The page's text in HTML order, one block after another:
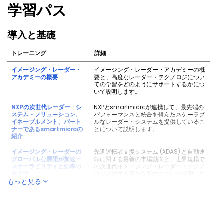
学習パス
導入と基礎
トレーニング
詳細
イメージング・レーダー・
アカデミーの概要
イメージング・レーダー・アカデミーの概
要と、高度なレーダー・テクノロジについ
ての学習をどのようにサポートするかにつ
いて説明します。
NXPの次世代レーダー：シ
ステム・ソリューション、
イネーブルメント、パート
ナーであるsmartmicroの
紹介
NXPとsmartmicroが連携して、最先端の
パフォーマンスと統合を備えたスケーラブ
ルなレーダー・システムを提供しているこ
とについて説明します。
イメージング・レーダーの
グローバルな展開が加速 –
スケーラビリティと効率の
先進運転者支援システム (ADAS) と自動運
転に関する最新の市場動向と、世界規模で
の次世代イメージング・レーダー・テクノ
もっと見る